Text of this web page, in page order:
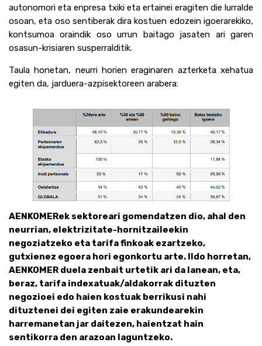
autonomori eta enpresa txiki eta ertainei eragiten die lurralde
osoan, eta oso sentiberak dira kostuen edozein igoerarekiko,
kontsumoa oraindik oso urrun baitago jasaten ari garen
osasun-krisiaren susperralditik.
Taula honetan, neurri horien eraginaren azterketa xehatua
egiten da, jarduera-azpisektoreen arabera:
AENKOMERek sektoreari gomendatzen dio, ahal den
neurrian, elektrizitate-hornitzaileekin
negoziatzeko eta tarifa finkoak ezartzeko,
gutxienez egoera hori egonkortu arte. Ildo horretan,
AENKOMER duela zenbait urtetik ari da lanean, eta,
beraz, tarifa indexatuak/aldakorrak dituzten
negozioei edo haien kostuak berrikusi nahi
dituztenei dei egiten zaie erakundearekin
harremanetan jar daitezen, haientzat hain
sentikorra den arazoan laguntzeko.